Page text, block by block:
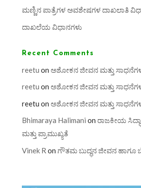
ಮಣ್ಣಿನ ಪಾತ್ರೆಗಳ ಅವಶೇಷಗಳ ದಾಖಲಾತಿ
ದಾಖಲೆಯ ವಿಧಾನಗಳು
Recent Comments
reetu on ಅಶೋಕನ ಜೀವನ ಮತ್ತು
reetu on ಅಶೋಕನ ಜೀವನ ಮತ್ತು
reetu on ಅಶೋಕನ ಜೀವನ ಮತ್ತು
Bhimaraya Halimani on ರಾಜಕೀಯ
ಮತ್ತು ಪ್ರಾಮುಖ್ಯತೆ
Vinek R on ಗೌತಮ ಬುದ್ಧನ ಜೀವನ